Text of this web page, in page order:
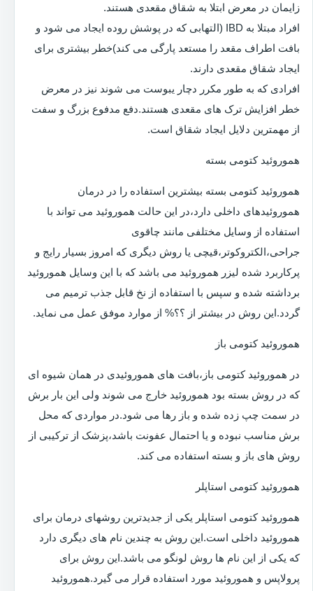
زایمان در معرض ابتلا به شقاق مقعدی هستند.
افراد مبتلا به IBD (التهابی که در پوشش روده ایجاد می شود و
بافت اطراف مقعد را مستعد پارگی می کند)خطر بیشتری برای
ایجاد شقاق مقعدی دارند.
افرادی که به طور مکرر دچار یبوست می شوند نیز در معرض
خطر افزایش ترک های مقعدی هستند.دفع مدفوع بزرگ و سفت
از مهمترین دلایل ایجاد شقاق است.
هموروئید کتومی بسته
هموروئید کتومی بسته بیشترین استفاده را در درمان
هموروئیدهای داخلی دارد،در این حالت هموروئید می تواند با
استفاده از وسایل مختلفی مانند چاقوی
جراحی،الکتروکوتر،قیچی یا روش دیگری که امروز بسیار رایج و
پرکاربرد شده لیزر هموروئید می باشد که با این وسایل هموروئید
برداشته شده و سپس با استفاده از نخ قابل جذب ترمیم می
گردد.این روش در بیشتر از ؟؟% از موارد موفق عمل می نماید.
هموروئید کتومی باز
در هموروئید کتومی باز،بافت های هموروئیدی در همان شیوه ای
که در روش بسته بود هموروئید خارج می شوند ولی این بار برش
در سمت چپ زده شده و باز رها می شود.در مواردی که محل
برش مناسب نبوده و یا احتمال عفونت باشد،پزشک از ترکیبی از
روش های باز و بسته استفاده می کند.
هموروئید کتومی استاپلر
هموروئید کتومی استاپلر یکی از جدیدترین روشهای درمان برای
هموروئید داخلی است.این روش به چندین نام های دیگری دارد
که یکی از این نام ها روش لونگو می باشد.این روش برای
پرولاپس و هموروئید مورد استفاده قرار می گیرد.هموروئید